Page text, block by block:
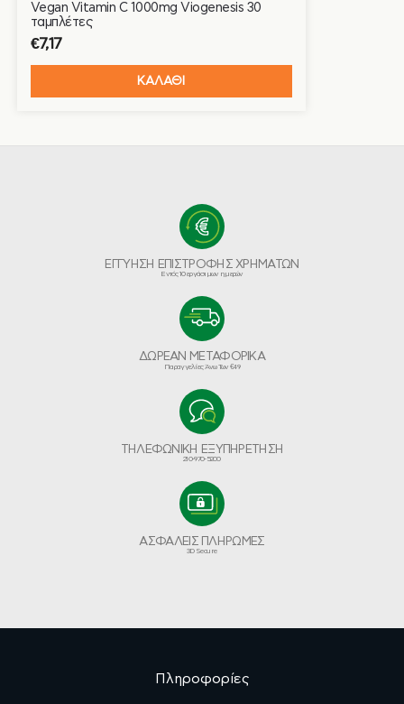
Vegan Vitamin C 1000mg Viogenesis 30
ταμπλέτες
€7,17
ΚΑΛΑΘΙ
ΕΓΓΥΗΣΗ ΕΠΙΣΤΡΟΦΗΣ ΧΡΗΜΑΤΩΝ
Εντός 10 εργάσιμων ημερών
ΔΩΡΕΑΝ ΜΕΤΑΦΟΡΙΚΑ
Παραγγελίες Άνω Των €49
ΤΗΛΕΦΩΝΙΚΗ ΕΞΥΠΗΡΕΤΗΣΗ
210-970-5200
ΑΣΦΑΛΕΙΣ ΠΛΗΡΩΜΕΣ
3D Secure
Πληροφορίες